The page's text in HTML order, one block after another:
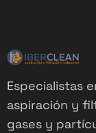
Especialistas
aspiración y
gases y